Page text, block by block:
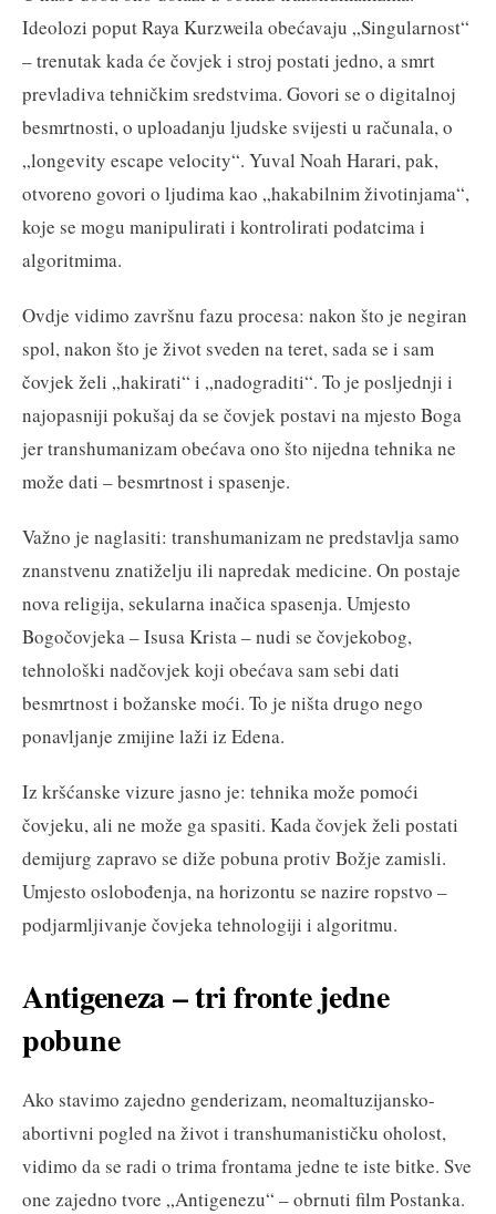
Ideolozi poput Raya Kurzweila obećavaju „Singularnost“
– trenutak kada će čovjek i stroj postati jedno, a smrt
prevladiva tehničkim sredstvima. Govori se o digitalnoj
besmrtnosti, o uploadanju ljudske svijesti u računala, o
„longevity escape velocity“. Yuval Noah Harari, pak,
otvoreno govori o ljudima kao „hakabilnim životinjama“,
koje se mogu manipulirati i kontrolirati podatcima i
algoritmima.
Ovdje vidimo završnu fazu procesa: nakon što je negiran
spol, nakon što je život sveden na teret, sada se i sam
čovjek želi „hakirati“ i „nadograditi“. To je posljednji i
najopasniji pokušaj da se čovjek postavi na mjesto Boga
jer transhumanizam obećava ono što nijedna tehnika ne
može dati – besmrtnost i spasenje.
Važno je naglasiti: transhumanizam ne predstavlja samo
znanstvenu znatiželju ili napredak medicine. On postaje
nova religija, sekularna inačica spasenja. Umjesto
Bogočovjeka – Isusa Krista – nudi se čovjekobog,
tehnološki nadčovjek koji obećava sam sebi dati
besmrtnost i božanske moći. To je ništa drugo nego
ponavljanje zmijine laži iz Edena.
Iz kršćanske vizure jasno je: tehnika može pomoći
čovjeku, ali ne može ga spasiti. Kada čovjek želi postati
demijurg zapravo se diže pobuna protiv Božje zamisli.
Umjesto oslobođenja, na horizontu se nazire ropstvo –
podjarmljivanje čovjeka tehnologiji i algoritmu.
Antigeneza – tri fronte jedne
pobune
Ako stavimo zajedno genderizam, neomaltuzijansko-
abortivni pogled na život i transhumanističku oholost,
vidimo da se radi o trima frontama jedne te iste bitke. Sve
one zajedno tvore „Antigenezu“ – obrnuti film Postanka.